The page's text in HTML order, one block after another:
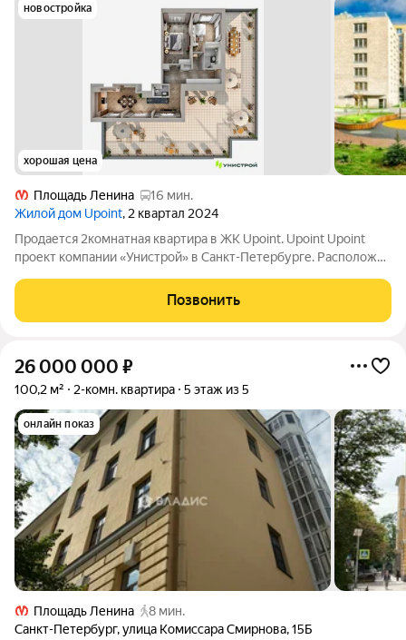
новостройка
хорошая цена
Площадь Ленина
16 мин.
Жилой дом Upoint, 2 квартал 2024
Продается 2комнатная квартира в ЖК Upoint. Upoint Upoint
проект компании «Унистрой» в Санкт-Петербурге. Расположен
набережной в створе Пискарёвского проспекта. В шаговой
Позвонить
26 000 000 ₽
100,2 м² 2-комн. квартира 5 этаж из 5
онлайн показ
Площадь Ленина
8 мин.
Санкт-Петербург,улица Комиссара Смирнова,15Б